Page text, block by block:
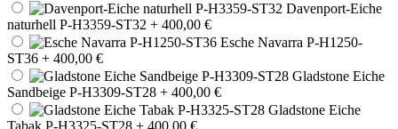
Davenport-Eiche
naturhell P-H3359-ST32 + 400,00 €
Esche Navarra P-H1250-
ST36 + 400,00 €
Gladstone Eiche
Sandbeige P-H3309-ST28 + 400,00 €
Gladstone Eiche